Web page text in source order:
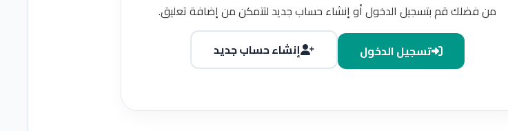
من فضلك قم بتسجيل الدخول أو إنشاء حساب جديد لتتمكن من إضافة تعليق.
تسجيل الدخول
إنشاء حساب جديد